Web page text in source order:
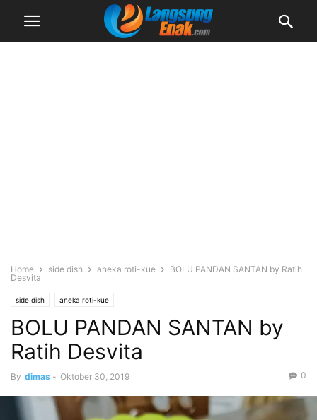
Home side dish aneka roti-kue
BOLU PANDAN SANTAN by Ratih
Desvita
side dish aneka roti-kue
BOLU PANDAN SANTAN by
Ratih Desvita
By dimas - Oktober 30, 2019 0